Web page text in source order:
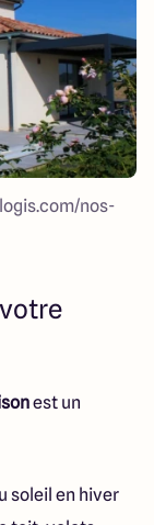
nos-
est un
soleil en hiver